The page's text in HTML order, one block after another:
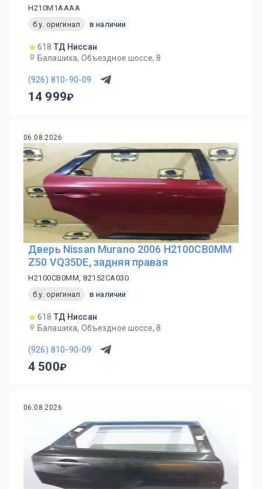
H210M1AAAA
б.у. оригинал
в наличии
618 ТД Ниссан
Балашиха, Объездное шоссе, 8
(926) 810-90-09
14 999
06.08.2026
Дверь Nissan Murano 2006 H2100CB0MM
Z50 VQ35DE, задняя правая
H2100CB0MM, 82152CA030
б.у. оригинал
в наличии
618 ТД Ниссан
Балашиха, Объездное шоссе, 8
(926) 810-90-09
4 500
06.08.2026